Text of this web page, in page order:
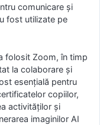
comunicare și
fost utilizate pe
folosit Zoom, în timp
la colaborare și
esențială pentru
copiilor,
activităților și
imaginilor AI